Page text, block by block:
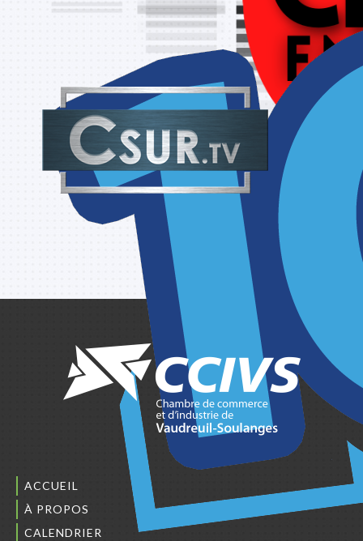
ACCUEIL
À PROPOS
CALENDRIER